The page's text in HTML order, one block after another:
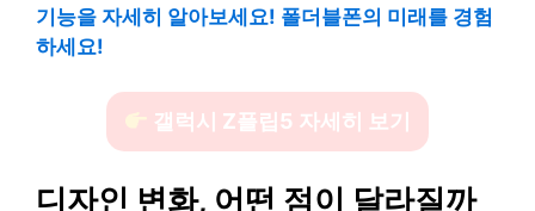
기능을 자세히 알아보세요! 폴더블폰의 미래를 경험
하세요!
갤럭시 Z플립5 자세히 보기
디자인 변화, 어떤 점이 달라질까